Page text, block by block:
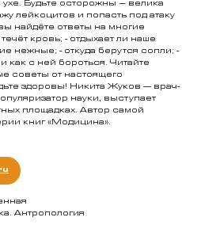
Будьте осторожны – велика
лейкоцитов и попасть под атаку
найдёте ответы на многие
кровь; - отдыхает ли наше
нежные; - откуда берутся сопли; -
как с ней бороться. Читайте
советы от настоящего
здоровы! Никита Жуков — врач-
науки, выступает
площадках. Автор самой
книг «Модицина».
Антропология